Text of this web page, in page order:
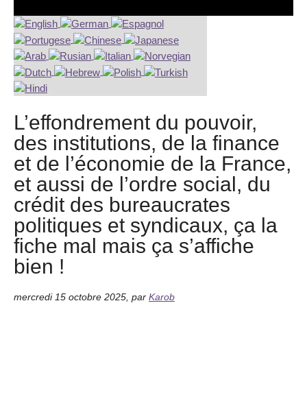
L’effondrement du pouvoir,
des institutions, de la finance
et de l’économie de la France,
et aussi de l’ordre social, du
crédit des bureaucrates
politiques et syndicaux, ça la
fiche mal mais ça s’affiche
bien !
mercredi 15 octobre 2025 par Karob